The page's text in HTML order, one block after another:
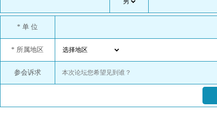
* 单 位
* 所属地区
参会诉求